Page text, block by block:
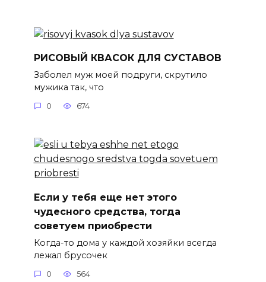
РИСОВЫЙ КВАСОК ДЛЯ СУСТАВОВ
Заболел муж моей подруги, скрутило
мужика так, что
0 674
Если у тебя еще нет этого
чудесного средства, тогда
советуем приобрести
Когда-то дома у каждой хозяйки всегда
лежал брусочек
0 564